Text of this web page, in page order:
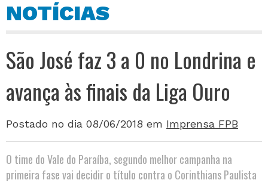
NOTÍCIAS
São José faz 3 a 0 no Londrina e
avança às finais da Liga Ouro
Postado no dia 08/06/2018 em Imprensa FPB
O time do Vale do Paraíba, segundo melhor campanha na
primeira fase vai decidir o título contra o Corinthians Paulista